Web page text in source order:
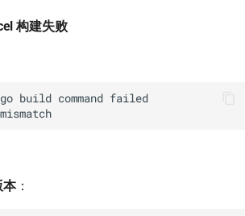
构建失败
build command failed
本：